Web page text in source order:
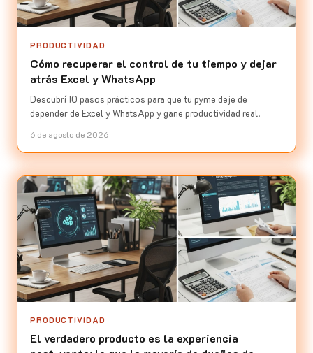
PRODUCTIVIDAD
Cómo recuperar el control de tu tiempo y dejar
atrás Excel y WhatsApp
Descubrí 10 pasos prácticos para que tu pyme deje de
depender de Excel y WhatsApp y gane productividad real.
6 de agosto de 2026
PRODUCTIVIDAD
El verdadero producto es la experiencia